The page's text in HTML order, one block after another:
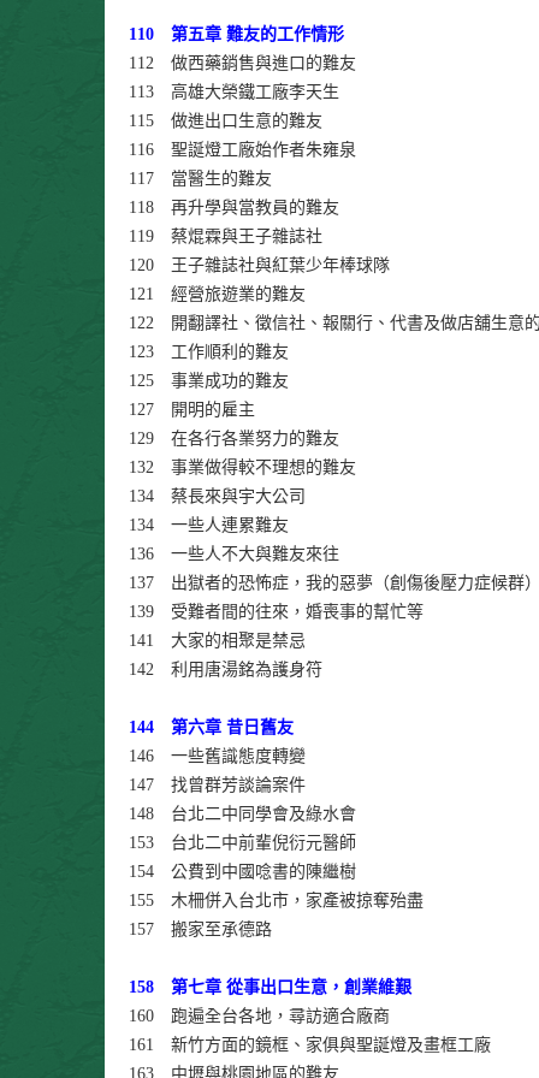
110 第五章 難友的工作情形
112 做西藥銷售與進口的難友
113 高雄大榮鐵工廠李天生
115 做進出口生意的難友
116 聖誕燈工廠始作者朱雍泉
117 當醫生的難友
118 再升學與當教員的難友
119 蔡焜霖與王子雜誌社
120 王子雜誌社與紅葉少年棒球隊
121 經營旅遊業的難友
122 開翻譯社、徵信社、報關行、代書及做店舖生意
123 工作順利的難友
125 事業成功的難友
127 開明的雇主
129 在各行各業努力的難友
132 事業做得較不理想的難友
134 蔡長來與宇大公司
134 一些人連累難友
136 一些人不大與難友來往
137 出獄者的恐怖症，我的惡夢（創傷後壓力症候群
139 受難者間的往來，婚喪事的幫忙等
141 大家的相聚是禁忌
142 利用唐湯銘為護身符
144 第六章 昔日舊友
146 一些舊識態度轉變
147 找曾群芳談論案件
148 台北二中同學會及綠水會
153 台北二中前輩倪衍元醫師
154 公費到中國唸書的陳繼樹
155 木柵併入台北市，家產被掠奪殆盡
157 搬家至承德路
158 第七章 從事出口生意，創業維艱
160 跑遍全台各地，尋訪適合廠商
161 新竹方面的鏡框、家俱與聖誕燈及畫框工廠
163 中壢與桃園地區的難友